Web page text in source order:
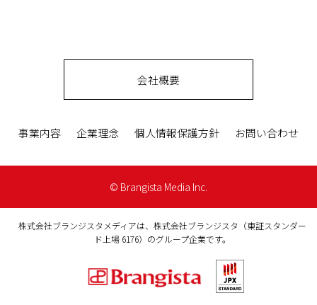
）」になります。
各種情報の入力について、基本的に全て
て、「必須項目」となっている項目を入
力いただけない場合は、当サイトにて提
供する各種サービスを受けることはでき
ません。
「必須項目」の記載が無い項目に関して
は、入力しなくても、原則として不利益
は生じません。
会社概要
事業内容 企業理念 個人情報保護方針 お問い合わせ
© Brangista Media Inc.
株式会社ブランジスタメディアは、株式会社ブランジスタ（東証スタンダー
ド上場 6176）のグループ企業です。